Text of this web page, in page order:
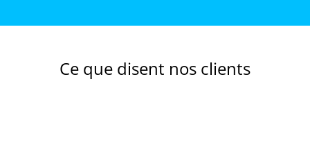
Ce que disent nos clients